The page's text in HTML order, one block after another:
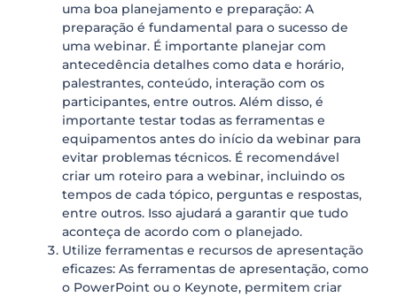
uma boa planejamento e preparação: A
preparação é fundamental para o sucesso de
uma webinar. É importante planejar com
antecedência detalhes como data e horário,
palestrantes, conteúdo, interação com os
participantes, entre outros. Além disso, é
importante testar todas as ferramentas e
equipamentos antes do início da webinar para
evitar problemas técnicos. É recomendável
criar um roteiro para a webinar, incluindo os
tempos de cada tópico, perguntas e respostas,
entre outros. Isso ajudará a garantir que tudo
aconteça de acordo com o planejado.
Utilize ferramentas e recursos de apresentação
eficazes: As ferramentas de apresentação, como
o PowerPoint ou o Keynote, permitem criar